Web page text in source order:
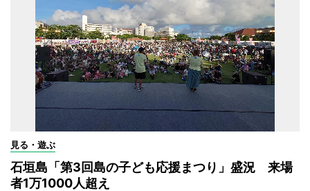
見る・遊ぶ
石垣島「第3回島の子ども応援まつり」盛況 来場
者1万1000人超え